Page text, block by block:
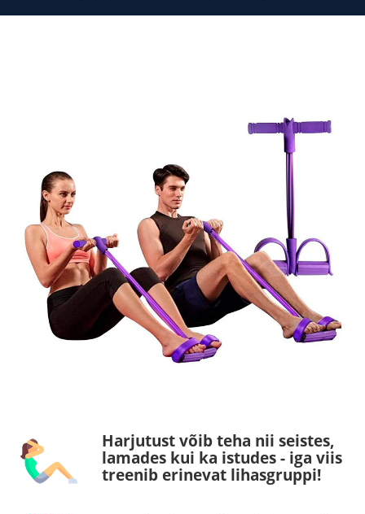
Harjutust võib teha nii seistes,
lamades kui ka istudes - iga viis
treenib erinevat lihasgruppi!